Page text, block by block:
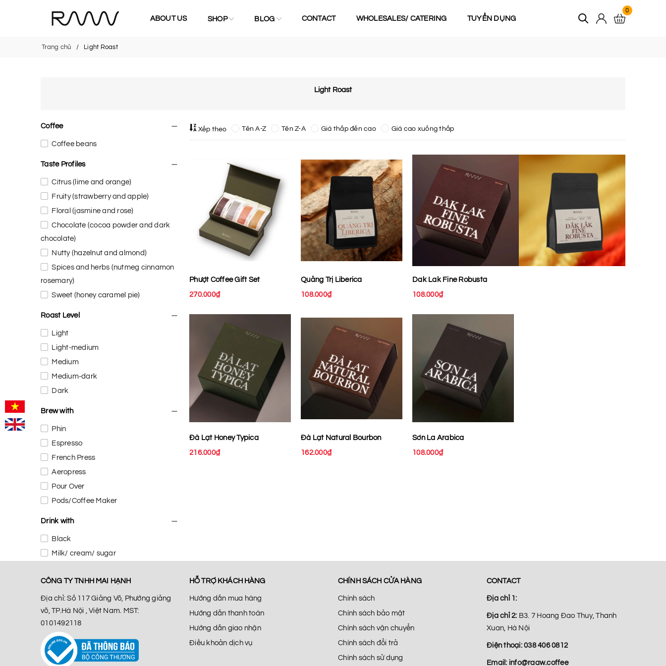
ABOUT US SHOP BLOG CONTACT WHOLESALES/ CATERING TUYỂN DỤNG
0
Trang chủ Light Roast
Light Roast
Coffee
Coffee beans
Taste Profiles
Citrus (lime and orange)
Fruity (strawberry and apple)
Floral (jasmine and rose)
Chocolate (cocoa powder and dark
chocolate)
Nutty (hazelnut and almond)
Spices and herbs (nutmeg cinnamon
rosemary)
Sweet (honey caramel pie)
Roast Level
Light
Light-medium
Medium
Medium-dark
Dark
Brew with
Phin
Espresso
French Press
Aeropress
Pour Over
Pods/Coffee Maker
Drink with
Black
Milk/ cream/ sugar
Xếp theo Tên A-Z Tên Z-A Giá thấp đến cao Giá cao xuống thấp
Phượt Coffee Gift Set
270.000₫
Quảng Trị Liberica
108.000₫
Dak Lak Fine Robusta
108.000₫
Đà Lạt Honey Typica
216.000₫
Đà Lạt Natural Bourbon
162.000₫
Sơn La Arabica
108.000₫
CÔNG TY TNHH MAI HẠNH
Địa chỉ: Số 117 Giảng Võ, Phường giảng
võ, TP.Hà Nội , Việt Nam. MST:
0101492118
HỖ TRỢ KHÁCH HÀNG
Hướng dẫn mua hàng
Hướng dẫn thanh toán
Hướng dẫn giao nhận
Điều khoản dịch vụ
CHÍNH SÁCH CỬA HÀNG
Chính sách
Chính sách bảo mật
Chính sách vận chuyển
Chính sách đổi trả
Chính sách sử dụng
CONTACT
Địa chỉ 1:
Địa chỉ 2: B3. 7 Hoang Đao Thuy, Thanh
Xuan, Hà Nội
Điện thoại: 038 406 0812
Email: info@raaw.coffee